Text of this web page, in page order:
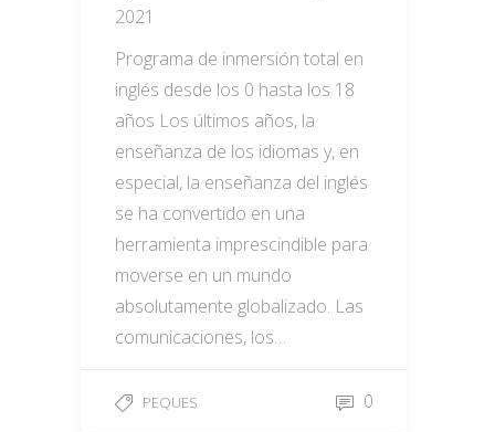
2021
Programa de inmersión total en
inglés desde los 0 hasta los 18
años Los últimos años, la
enseñanza de los idiomas y, en
especial, la enseñanza del inglés
se ha convertido en una
herramienta imprescindible para
moverse en un mundo
absolutamente globalizado. Las
comunicaciones, los…
PEQUES 0